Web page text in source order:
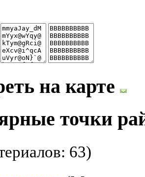
на карте
точки
63)